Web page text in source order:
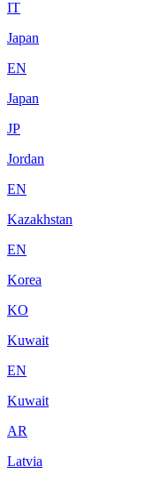
IT
Japan
EN
Japan
JP
Jordan
EN
Kazakhstan
EN
Korea
KO
Kuwait
EN
Kuwait
AR
Latvia